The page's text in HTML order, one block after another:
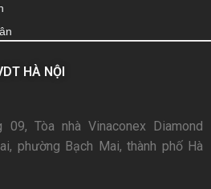
HÀ NỘI
09, Tòa nhà Vinaconex Diamond
phường Bạch Mai, thành phố Hà